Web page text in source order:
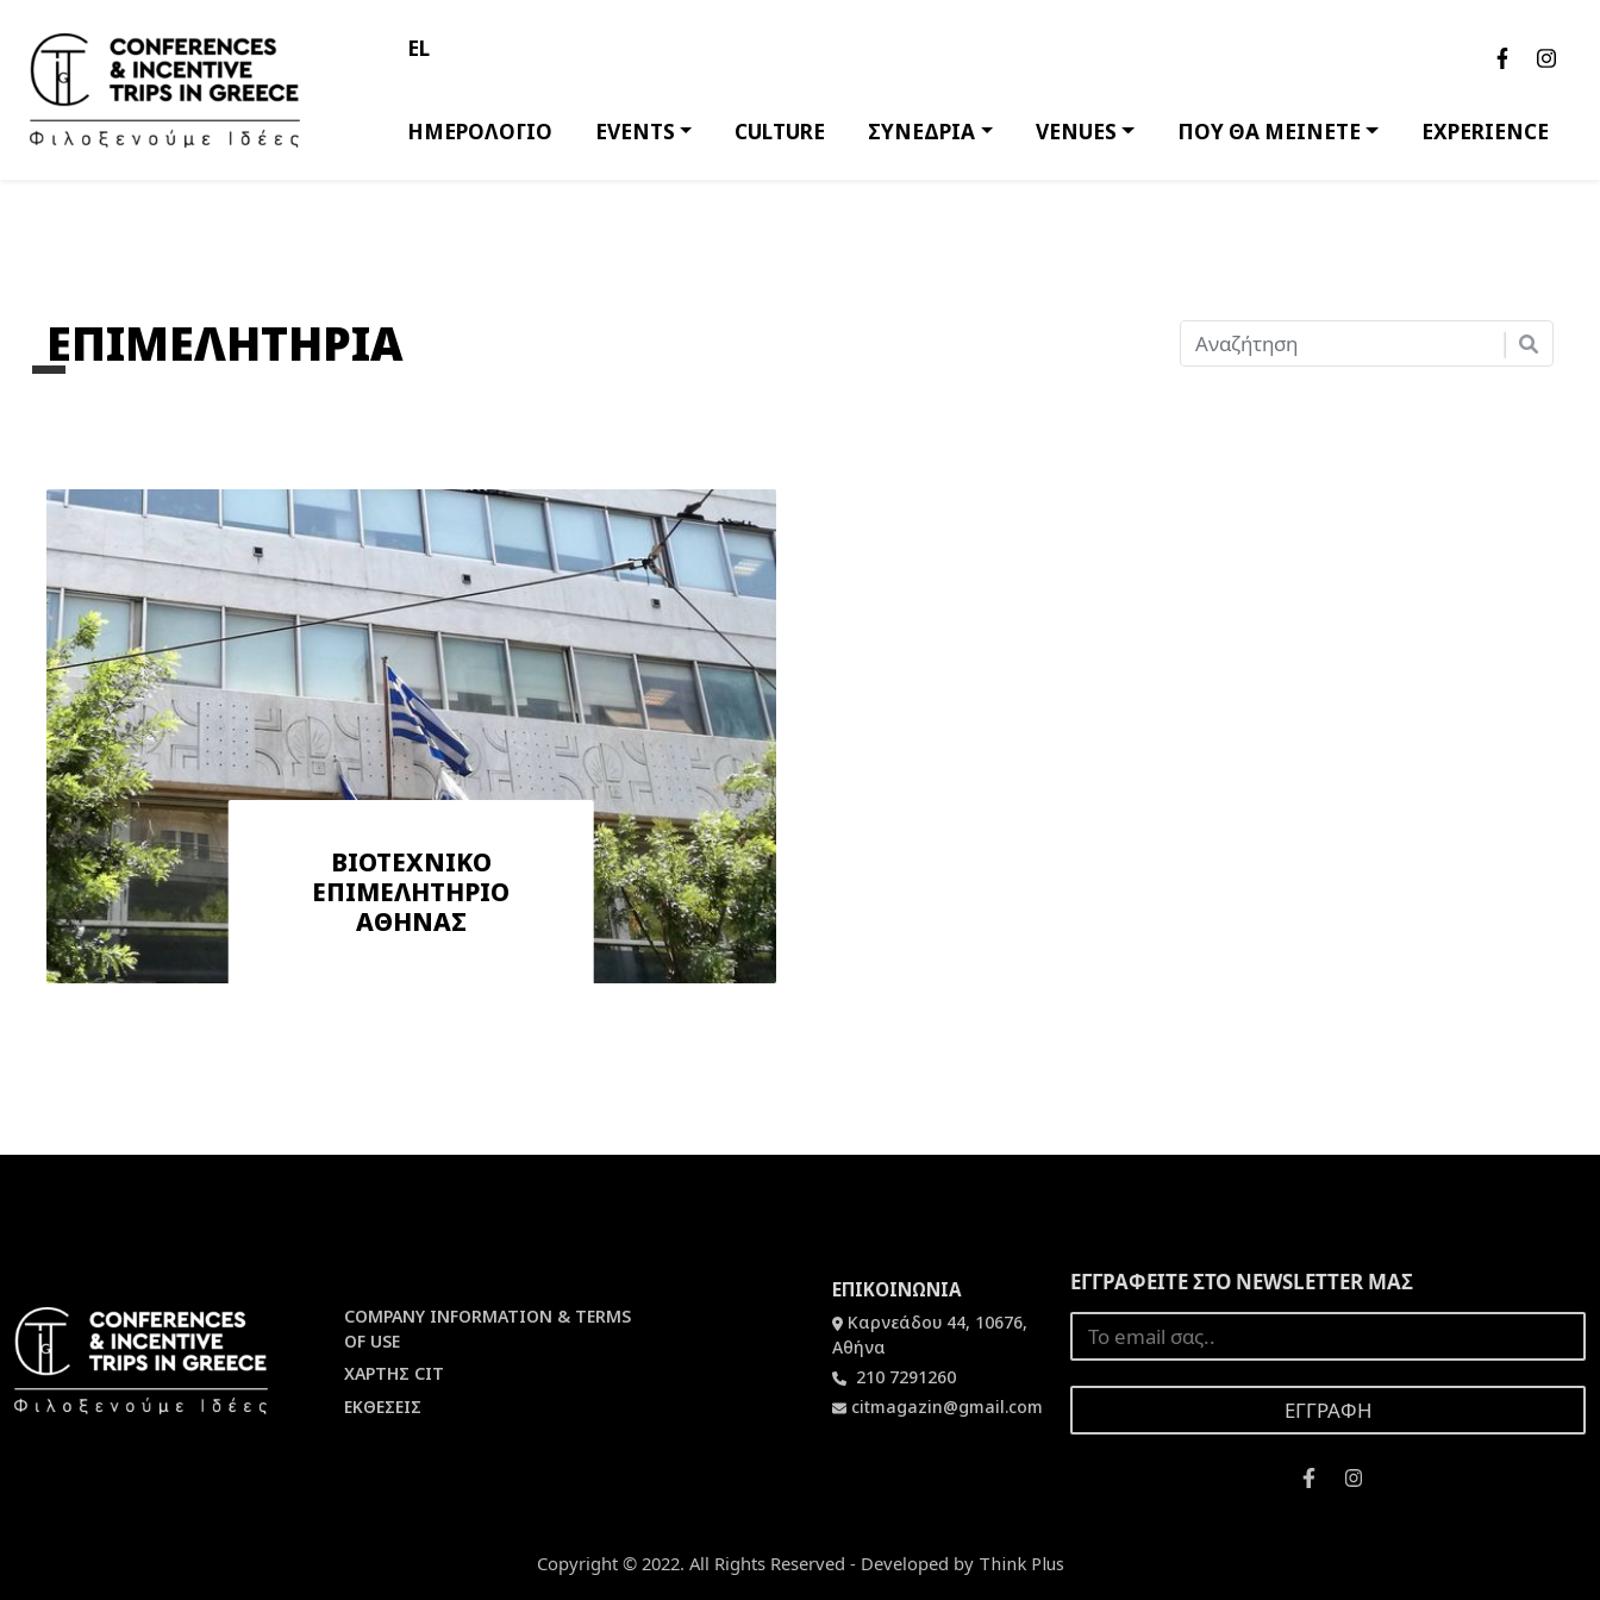
EL
ΗΜΕΡΟΛΟΓΙΟ EVENTS CULTURE ΣΥΝΕΔΡΙΑ VENUES ΠΟΥ ΘΑ ΜΕΙΝΕΤΕ EXPERIENCE
ΕΠΙΜΕΛΗΤΗΡΙΑ
ΒΙΟΤΕΧΝΙΚΟ
ΕΠΙΜΕΛΗΤΗΡΙΟ
ΑΘΗΝΑΣ
COMPANY INFORMATION & TERMS
OF USE
ΧΑΡΤΗΣ CIT
ΕΚΘΕΣΕΙΣ
ΕΠΙΚΟΙΝΩΝΙΑ
Καρνεάδου 44, 10676,
Αθήνα
210 7291260
citmagazin@gmail.com
ΕΓΓΡΑΦΕΙΤΕ ΣΤΟ NEWSLETTER ΜΑΣ
Copyright © 2022. All Rights Reserved - Developed by Think Plus